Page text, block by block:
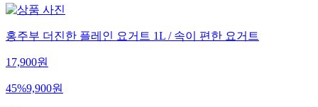
홍주부 더진한 플레인 요거트 1L / 속이 편한 요거트
17,900원
45%9,900원